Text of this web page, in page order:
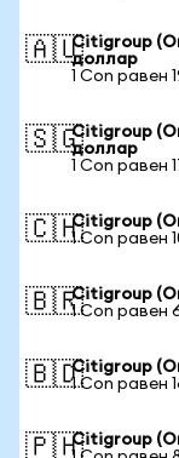
🇦🇺Citigroup
доллар
1 Con равен
🇸🇬Citigroup
доллар
1 Con равен
🇨🇭Citigroup
1 Con равен
🇧🇷Citigroup
1 Con равен
🇧🇩Citigroup
1 Con равен
🇵🇭Citigroup